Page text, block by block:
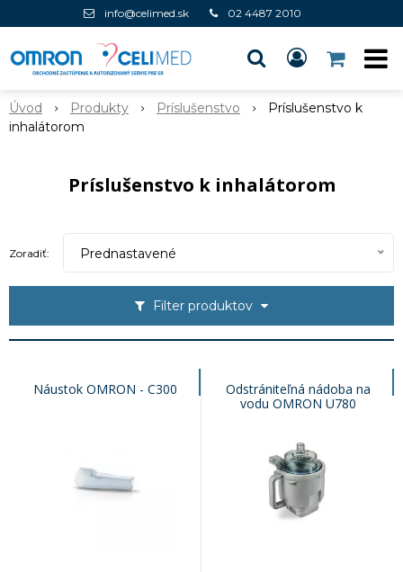
info@celimed.sk 02 4487 2010
Úvod Produkty Príslušenstvo
Príslušenstvo k
inhalátorom
Príslušenstvo k inhalátorom
Filter produktov
Zoradiť: Prednastavené
Náustok OMRON - C300
Odstrániteľná nádoba na
vodu OMRON U780